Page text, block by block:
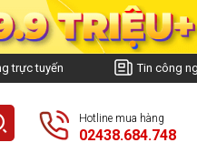
trực tuyến Tin công
Hotline mua hàng
02438.684.748